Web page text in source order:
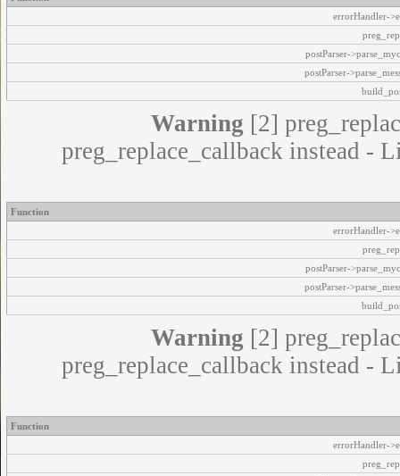
errorHandler-
postParser-
postParser-
Warning [2]
preg_replace_callback instead -
Function
errorHandler-
postParser-
postParser-
Warning [2]
preg_replace_callback instead -
Function
errorHandler-